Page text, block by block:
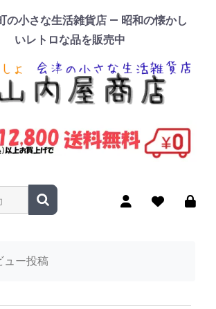
の小さな生活雑貨店 — 昭和の懐かし
いレトロな品を販売中
ドを入力
ュー投稿